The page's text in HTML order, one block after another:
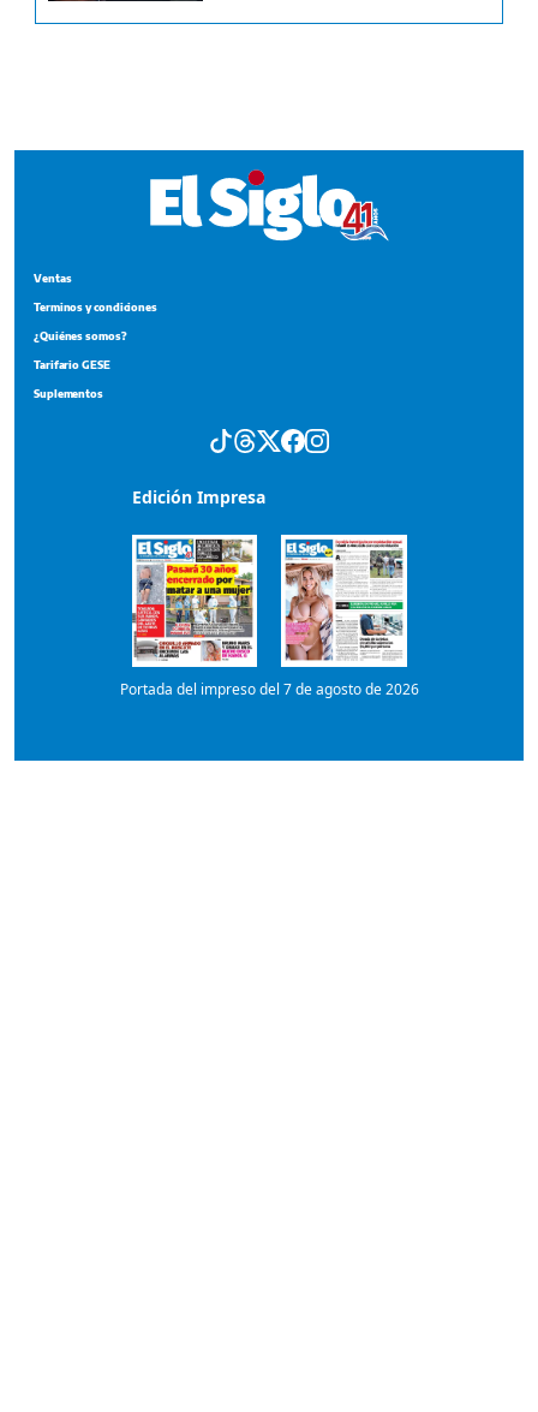
Suplementos
Portada del impreso del 7 de agosto de 2026